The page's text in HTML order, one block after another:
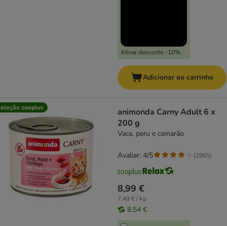
Ativar desconto -10%
Adicionar ao carrinho
zooplus
animonda Carny Adult 6 x
200 g
Vaca, peru e camarão
8,99 €
7,49 € / kg
8,54 €
Avaliar: 4/5 (2965)